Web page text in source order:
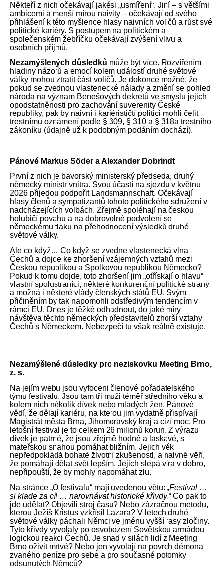
Někteří z nich očekávají jakési „usmíření“. Jiní – s většími
ambicemi a menší mírou naivity – očekávají od svého
přihlášení k této myšlence hlasy naivních voličů a růst své
politické kariéry. S postupem na politickém a
společenském žebříčku očekávají zvýšení vlivu a
osobních příjmů.
Nezamýšlených důsledků může být více. Rozvířením
hladiny názorů a emocí kolem událostí druhé světové
války mohou ztratit část voličů. Je dokonce možné, že
pokud se zvednou vlastenecké nálady a změní se pohled
národa na význam Benešových dekretů ve smyslu jejich
opodstatněnosti pro zachování suverenity České
republiky, pak by naivní i kariérističtí politici mohli čelit
trestnímu oznámení podle § 309, § 310 a § 318a trestního
zákoníku (údajně už k podobným podáním dochází).
Pánové Markus Söder a Alexander Dobrindt
První z nich je bavorský ministerský předseda, druhý
německý ministr vnitra. Svou účastí na sjezdu v květnu
2026 přijedou podpořit Landsmannschaft. Očekávají
hlasy členů a sympatizantů tohoto politického sdružení v
nadcházejících volbách. Zřejmě spoléhají na českou
holubičí povahu a na dobrovolné podvolení se
německému tlaku na přehodnocení výsledků druhé
světové války.
Ale co když… Co když se zvedne vlastenecká vlna
Čechů a dojde ke zhoršení vzájemných vztahů mezi
Českou republikou a Spolkovou republikou Německo?
Pokud k tomu dojde, toto zhoršení jim „otřískají o hlavu“
vlastní spolustraníci, některé konkurenční politické strany
a možná i některé vlády členských států EU. Svým
přičiněním by tak napomohli odstředivým tendencím v
rámci EU. Dnes je těžké odhadnout, do jaké míry
návštěva těchto německých představitelů zhorší vztahy
Čechů s Německem. Nebezpečí tu však reálně existuje.
Nezamýšlené důsledky pro neziskovku Meeting Brno,
z. s.
Na jejím webu jsou vyfoceni členové pořadatelského
týmu festivalu. Jsou tam tři muži téměř středního věku a
kolem nich několik dívek nebo mladých žen. Pánové
vědí, že dělají kariéru, na kterou jim vydatně přispívají
Magistrát města Brna, Jihomoravský kraj a cizí moc. Pro
letošní festival je to celkem 26 milionů korun. Z výrazu
dívek je patrné, že jsou zřejmě hodné a laskavé, s
mateřskou snahou pomáhat bližním. Jejich věk
nepředpokládá bohaté životní zkušenosti, a naivně věří,
že pomáhají dělat svět lepším. Jejich slepá víra v dobro,
nepřipouští, že by mohly napomáhat zlu.
Na stránce „O festivalu“ mají uvedenou větu: „Festival …
si klade za cíl … narovnávat historické křivdy.“Co pak to
jde udělat? Objevili stroj času? Nebo zázračnou metodu,
kterou Ježíš Kristus vzkřísil Lazara? V letech druhé
světové války páchali Němci ve jménu vyšší rasy zločiny.
Tyto křivdy vyvolaly po osvobození Sovětskou armádou
logickou reakci Čechů. Je snad v silách lidí z Meeting
Brno oživit mrtvé? Nebo jen vyvolají na povrch démona
zvaného peníze pro sebe a pro současné potomky
odsunutých Němců?